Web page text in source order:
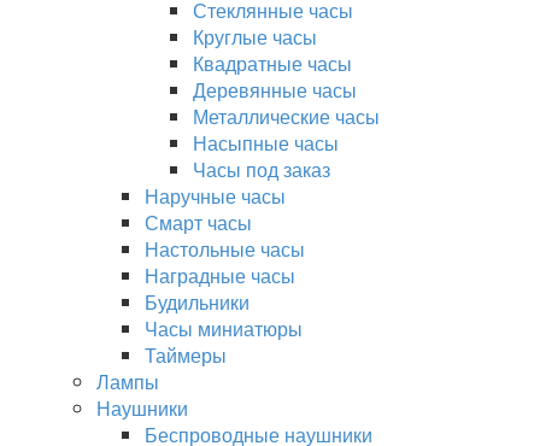
Стеклянные часы
Круглые часы
Квадратные часы
Деревянные часы
Металлические часы
Насыпные часы
Часы под заказ
Наручные часы
Смарт часы
Настольные часы
Наградные часы
Будильники
Часы миниатюры
Таймеры
Лампы
Наушники
Беспроводные наушники